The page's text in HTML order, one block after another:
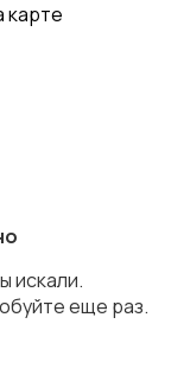
карте
искали.
еще раз.